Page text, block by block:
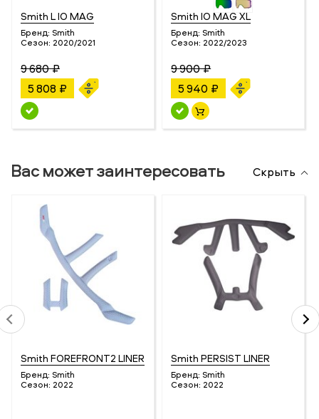
Smith L IO MAG
Бренд: Smith
Сезон: 2020/2021
9 680 ₽
5 808 ₽
Smith IO MAG XL
Бренд: Smith
Сезон: 2022/2023
9 900 ₽
5 940 ₽
Вас может заинтересовать Скрыть
Smith FOREFRONT2 LINER
Бренд: Smith
Сезон: 2022
Smith PERSIST LINER
Бренд: Smith
Сезон: 2022